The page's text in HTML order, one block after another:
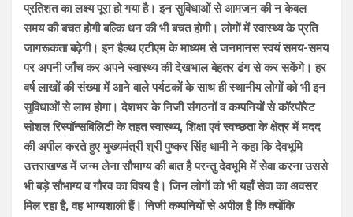
प्रतिशत का लक्ष्य पूरा हो गया है। इन सुविधाओं से आमजन की न केवल
समय की बचत होगी बल्कि धन की भी बचत होगी। लोगों में स्वास्थ्य के प्रति
जागरूकता बढ़ेगी। इन हैल्थ एटीएम के माध्यम से जनमानस स्वयं समय-समय
पर अपनी जाँच कर अपने स्वास्थ्य की देखभाल बेहतर ढंग से कर सकेंगे। हर
वर्ष लाखों की संख्या में आने वाले पर्यटकों के साथ ही स्थानीय लोगों को भी इन
सुविधाओं से लाभ होगा। देशभर के निजी संगठनों व कम्पनियों से कॉरपॉरेट
सोशल रिस्पॉन्सबिलिटी के तहत स्वास्थ्य, शिक्षा एवं स्वच्छता के क्षेत्र में मदद
की अपील करते हुए मुख्यमंत्री श्री पुष्कर सिंह धामी ने कहा कि देवभूमि
उत्तराखण्ड में जन्म लेना सौभाग्य की बात है परन्तु देवभूमि में सेवा करना उससे
भी बड़े सौभाग्य व गौरव का विषय है। जिन लोगों को भी यहाँ सेवा का अवसर
मिल रहा है, वह भाग्यशाली हैं। निजी कम्पनियों से अपील है कि क्योंकि